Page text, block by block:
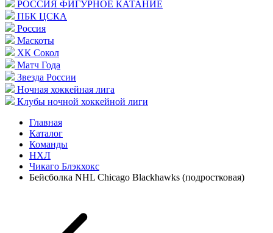
РОССИЯ ФИГУРНОЕ КАТАНИЕ
ПБК ЦСКА
Россия
Маскоты
ХК Сокол
Матч Года
Звезда России
Ночная хоккейная лига
Клубы ночной хоккейной лиги
Главная
Каталог
Команды
НХЛ
Чикаго Блэкхокс
Бейсболка NHL Chicago Blackhawks (подростковая)